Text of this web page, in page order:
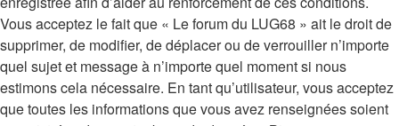
Vous acceptez le fait que « Le forum du LUG68 » ait le droit de
supprimer, de modifier, de déplacer ou de verrouiller n’importe
quel sujet et message à n’importe quel moment si nous
estimons cela nécessaire. En tant qu’utilisateur, vous acceptez
que toutes les informations que vous avez renseignées soient